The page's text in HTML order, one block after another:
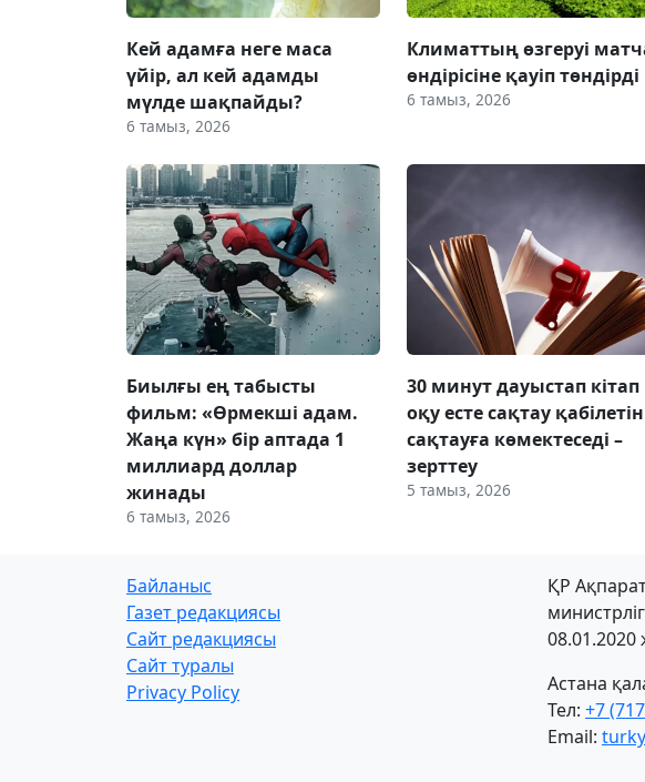
Кей адамға неге маса
үйір, ал кей адамды
мүлде шақпайды?
6 тамыз, 2026
Климаттың өзгеруі
өндірісіне қауіп төндірді
6 тамыз, 2026
Биылғы ең табысты
фильм: «Өрмекші адам.
Жаңа күн» бір аптада 1
миллиард доллар
жинады
6 тамыз, 2026
30 минут дауыстап кітап
оқу есте сақтау қабілетін
сақтауға көмектеседі –
зерттеу
5 тамыз, 2026
Байланыс
Газет редакциясы
Сайт редакциясы
Сайт туралы
Privacy Policy
ҚР
08.01.2020
Астана
Тел: +7
Email: